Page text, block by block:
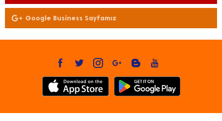
Google Business Sayfamız